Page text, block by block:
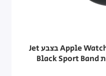
שעון Apple Watch 42mm Series 11 GPS בצבע Jet
Black Aluminium עם רצועת Black Sport Band